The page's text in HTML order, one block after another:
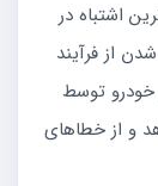
اشتباه در
از فرآیند
خودرو توسط
و از خطاهای